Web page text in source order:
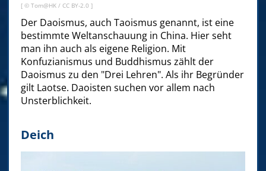
[ © Tom@HK / CC BY-2.0 ]
Der Daoismus, auch Taoismus genannt, ist eine
bestimmte Weltanschauung in China. Hier seht
man ihn auch als eigene Religion. Mit
Konfuzianismus und Buddhismus zählt der
Daoismus zu den "Drei Lehren". Als ihr Begründer
gilt Laotse. Daoisten suchen vor allem nach
Unsterblichkeit.
Deich